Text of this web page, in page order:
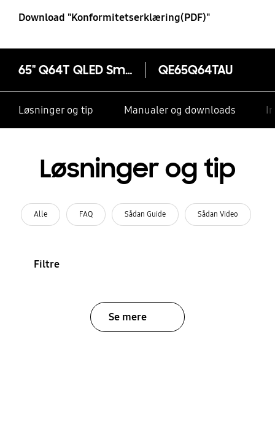
Download "Konformitetserklæring(PDF)"
65" Q64T QLED Smart 4K TV (2020) QE65Q64TAU
Løsninger og tip Manualer og downloads
Løsninger og tip
Alle FAQ Sådan Guide Sådan Video
Filtre
Se mere